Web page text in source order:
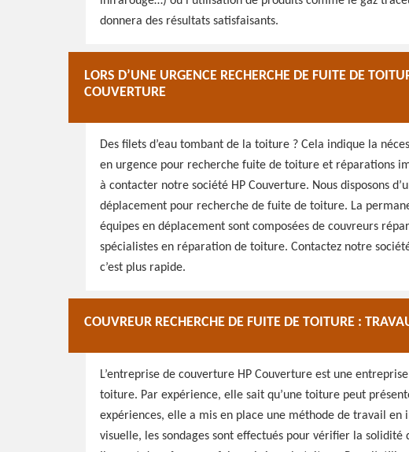
donnera des résultats satisfaisants.
LORS D’UNE URGENCE RECHERCHE DE FUITE DE
COUVERTURE
Des filets d’eau tombant de la toiture ? Cela indique la
en urgence pour recherche fuite de toiture et réparations
à contacter notre société HP Couverture. Nous disposons
déplacement pour recherche de fuite de toiture. La
équipes en déplacement sont composées de couvreurs
spécialistes en réparation de toiture. Contactez notre
c’est plus rapide.
COUVREUR RECHERCHE DE FUITE DE TOITURE :
L’entreprise de couverture HP Couverture est une
toiture. Par expérience, elle sait qu’une toiture peut
expériences, elle a mis en place une méthode de travail en
visuelle, les sondages sont effectués pour vérifier la